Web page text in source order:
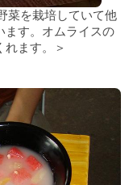
菜を栽培していて他
ます。オムライスの
ます。＞